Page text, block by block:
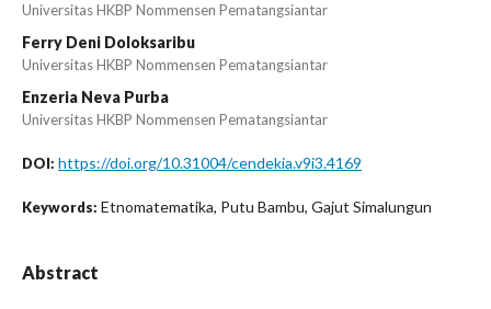
Universitas HKBP Nommensen Pematangsiantar
Ferry Deni Doloksaribu
Universitas HKBP Nommensen Pematangsiantar
Enzeria Neva Purba
Universitas HKBP Nommensen Pematangsiantar
DOI: https://doi.org/10.31004/cendekia.v9i3.4169
Keywords: Etnomatematika, Putu Bambu, Gajut Simalungun
Abstract